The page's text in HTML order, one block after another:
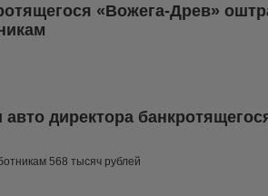
«Вожега-Древ»
директора
568 тысяч рублей